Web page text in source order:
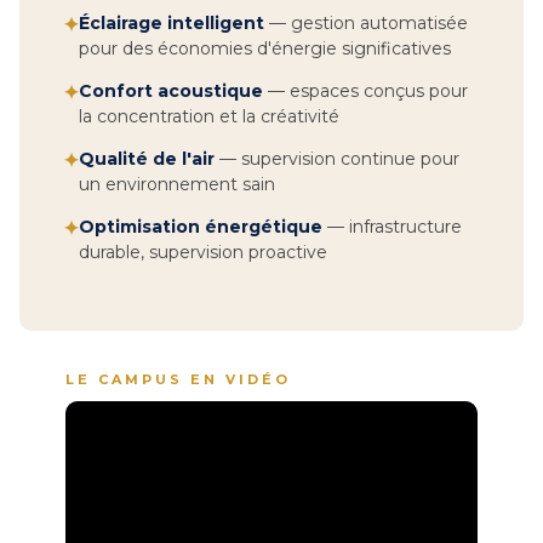
✦Éclairage intelligent — gestion automatisée
pour des économies d'énergie significatives
✦Confort acoustique — espaces conçus pour
la concentration et la créativité
✦Qualité de l'air — supervision continue pour
un environnement sain
✦Optimisation énergétique — infrastructure
durable, supervision proactive
LE CAMPUS EN VIDÉO